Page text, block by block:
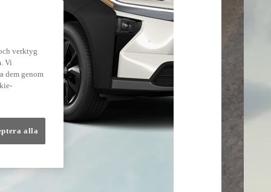
verktyg
Vi
dem genom
alla